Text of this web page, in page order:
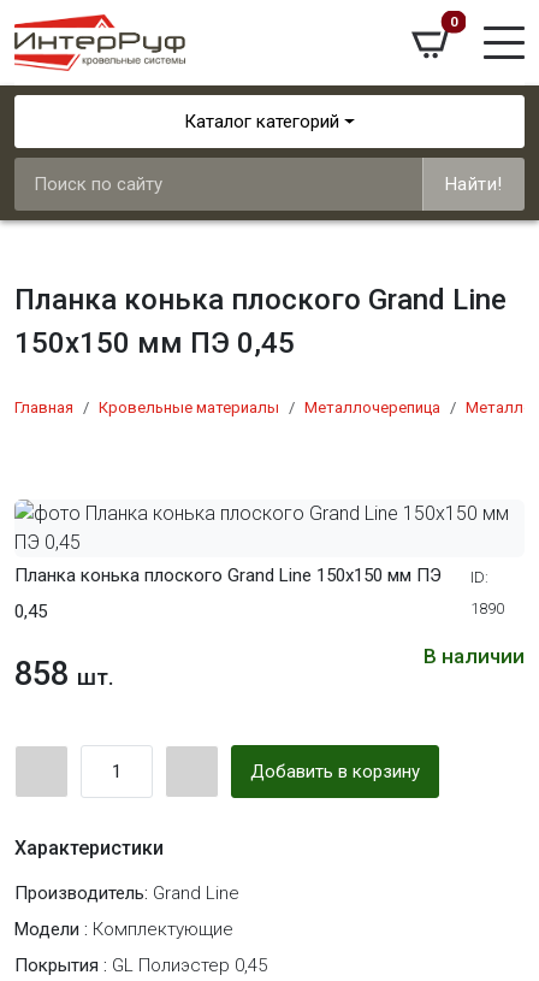
0
Каталог категорий
Найти!
Планка конька плоского Grand Line
150х150 мм ПЭ 0,45
Главная Кровельные материалы Металлочерепица
Планка конька плоского Grand Line 150х150 мм ПЭ
0,45
ID:
1890
В наличии
858 шт.
Добавить в корзину
Характеристики
Производитель: Grand Line
Модели : Комплектующие
Покрытия : GL Полиэстер 0,45